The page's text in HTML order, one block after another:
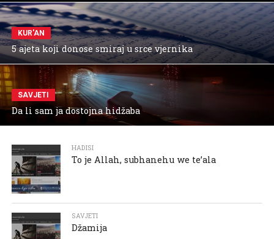
KUR'AN
5 ajeta koji donose smiraj u srce vjernika
SAVJETI
Da li sam ja dostojna hidžaba
HADISI
To je Allah, subhanehu we te’ala
SAVJETI
Džamija